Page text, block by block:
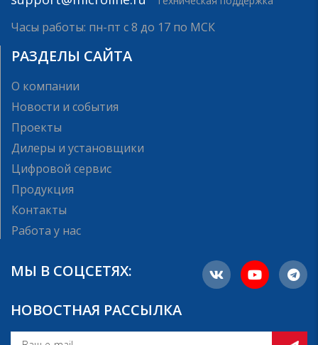
Часы работы: пн-пт с 8 до 17 по МСК
РАЗДЕЛЫ САЙТА
О компании
Новости и события
Проекты
Дилеры и установщики
Цифровой сервис
Продукция
Контакты
Работа у нас
МЫ В СОЦСЕТЯХ:
НОВОСТНАЯ РАССЫЛКА